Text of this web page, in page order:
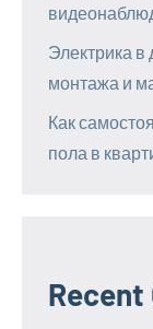
Электрика
монтажа и
Как
пола в
Recent